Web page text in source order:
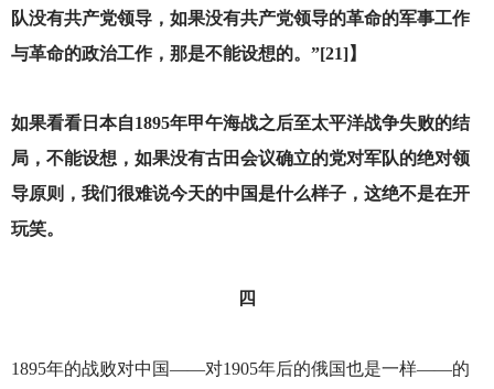
队没有共产党领导，如果没有共产党领导的革命的军事工作
与革命的政治工作，那是不能设想的。”[21]】
如果看看日本自1895年甲午海战之后至太平洋战争失败的结
局，不能设想，如果没有古田会议确立的党对军队的绝对领
导原则，我们很难说今天的中国是什么样子，这绝不是在开
玩笑。
四
1895年的战败对中国——对1905年后的俄国也是一样——的